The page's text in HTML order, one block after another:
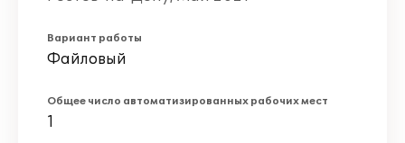
Вариант работы
Файловый
Общее число автоматизированных рабочих мест
1